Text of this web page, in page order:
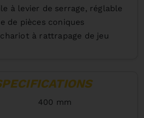
à levier de serrage, réglable
de pièces coniques
à rattrapage de jeu
400 mm